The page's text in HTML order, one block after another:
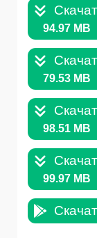
94.97 MB
79.53 MB
98.51 MB
99.97 MB